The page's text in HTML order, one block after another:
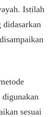
. Istilah
didasarkan
disampaikan
digunakan
sesuai